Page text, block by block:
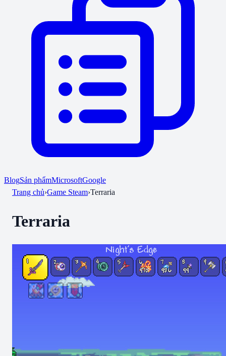
BlogSản phẩmMicrosoftGoogle
Trang chủ›Game Steam›Terraria
Terraria